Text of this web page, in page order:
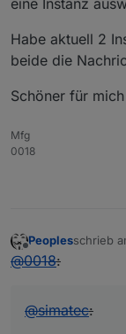
eine Instanz
Habe aktuell 2
beide die
Schöner für
Mfg
0018
Offline
Peoplesschrieb
zuletzt
@0018:
@simatec: